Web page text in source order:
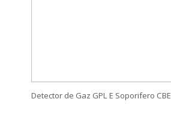
Detector de Gaz GPL E Soporifero CBE